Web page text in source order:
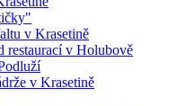
v Krasetině
restaurací v Holubově
v Krasetině